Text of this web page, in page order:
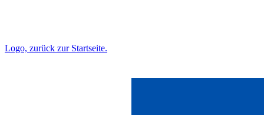
Logo, zurück zur Startseite.